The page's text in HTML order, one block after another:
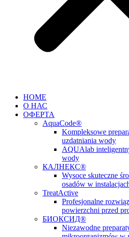
HOME
О НАС
ОФЕРТА
AquaCode®
Kompleksowe
uzdatniania wody
AQUAlab
wody
КАЛНЕКС®
Wysoce skuteczne
osadów w
TreatActive
Profesjonalne
powierzchni przed
БИОКСИД®
Niezawodne